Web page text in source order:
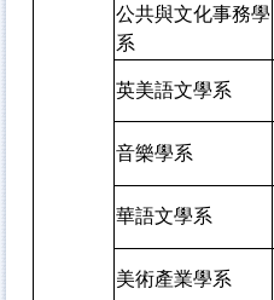
公共與文化事務學
系
英美語文學系
音樂學系
華語文學系
美術產業學系